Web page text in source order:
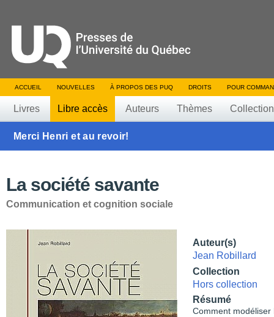
ACCUEIL NOUVELLES À PROPOS DES PUQ DROITS POUR
Livres Libre accès Auteurs Thèmes
Merci Henri et au revoir!
La société savante
Communication et cognition sociale
Auteur(s)
Jean Robillard
Collection
Hors collection
Résumé
Comment